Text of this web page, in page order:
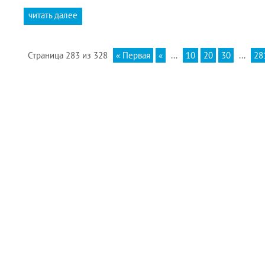
читать далее
Страница 283 из 328 « Первая « ... 10 20 30 ...